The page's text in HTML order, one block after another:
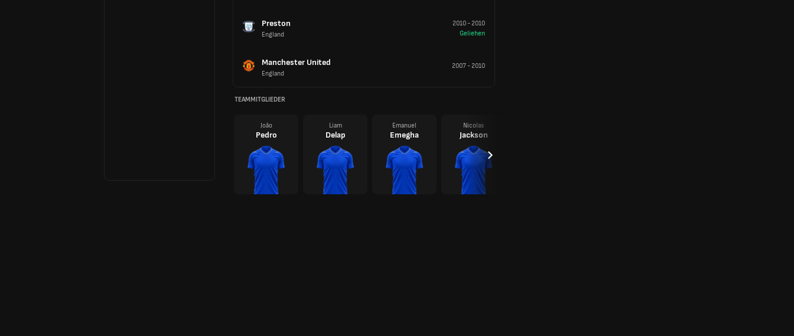
Preston
England
2010-2010
Geliehen
Manchester United
England
2007-2010
TEAMMITGLIEDER
João
Pedro
Liam
Delap
Emanuel
Emegha
Nicolas
Jackson